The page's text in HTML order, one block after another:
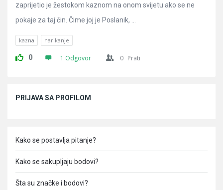
zaprijetio je žestokom kaznom na onom svijetu ako se ne
pokaje za taj čin. Čime joj je Poslanik, ...
kazna narikanje
0 1 Odgovor 0 Prati
PRIJAVA SA PROFILOM
Kako se postavlja pitanje?
Kako se sakupljaju bodovi?
Šta su značke i bodovi?